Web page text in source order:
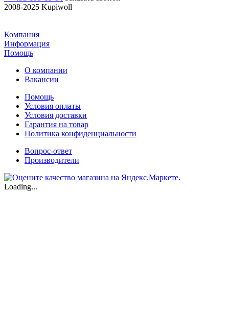
2008-2025 Kupiwoll
Компания
Информация
Помощь
О компании
Вакансии
Помощь
Условия оплаты
Условия доставки
Гарантия на товар
Политика конфиденциальности
Вопрос-ответ
Производители
Loading...